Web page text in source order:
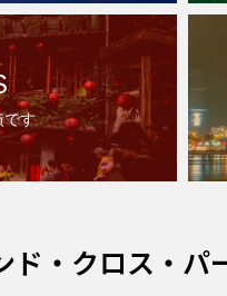
です
ド・クロス・パ